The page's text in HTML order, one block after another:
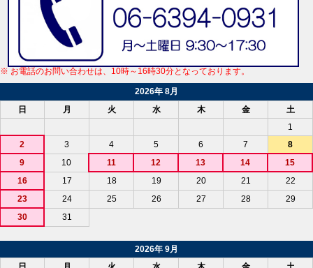
※ お電話のお問い合わせは、10時～16時30分となっております。
2026年 8月
日
月 火 水 木 金
土
1
2
3 4 5 6 7
8
9
10 11 12 13 14
15
16
17 18 19 20 21
22
23
24 25 26 27 28
29
30
31
2026年 9月